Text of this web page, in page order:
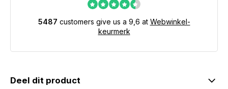
5487 customers give us a 9,6 at Webwinkel-
keurmerk
Deel dit product